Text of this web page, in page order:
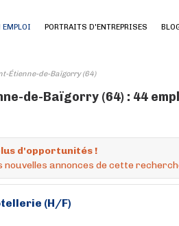
EMPLOI PORTRAITS D'ENTREPRISES
Étienne-de-Baïgorry (64)
de-Baïgorry (64) : 44
d'opportunités !
nouvelles annonces de cette
(H/F)